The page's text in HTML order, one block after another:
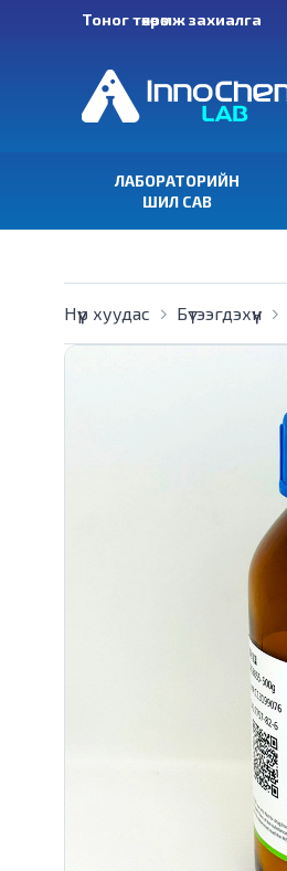
Тоног төхөөрөмж захиалга
ЛАБОРАТОРИЙН
ШИЛ САВ
Нүүр хуудас Бүтээгдэхүүн